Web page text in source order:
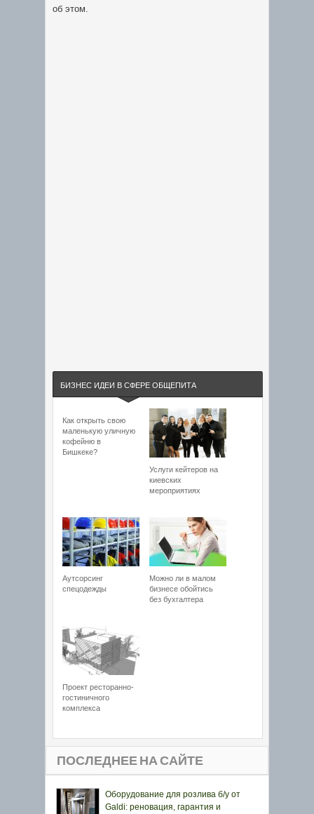
об этом.
БИЗНЕС ИДЕИ В СФЕРЕ ОБЩЕПИТА
Как открыть свою
маленькую уличную
кофейню в
Бишкеке?
Услуги кейтеров на
киевских
мероприятиях
Аутсорсинг
спецодежды
Можно ли в малом
бизнесе обойтись
без бухгалтера
Проект ресторанно-
гостиничного
комплекса
ПОСЛЕДНЕЕ НА САЙТЕ
Оборудование для розлива б/у от
Galdi: реновация, гарантия и